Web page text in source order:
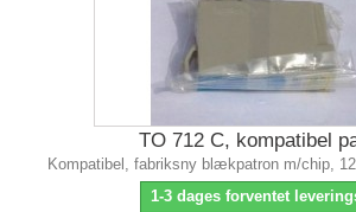
TO 712 C, kompatibel
Kompatibel, fabriksny blækpatron m/chip,
1-3 dages forventet